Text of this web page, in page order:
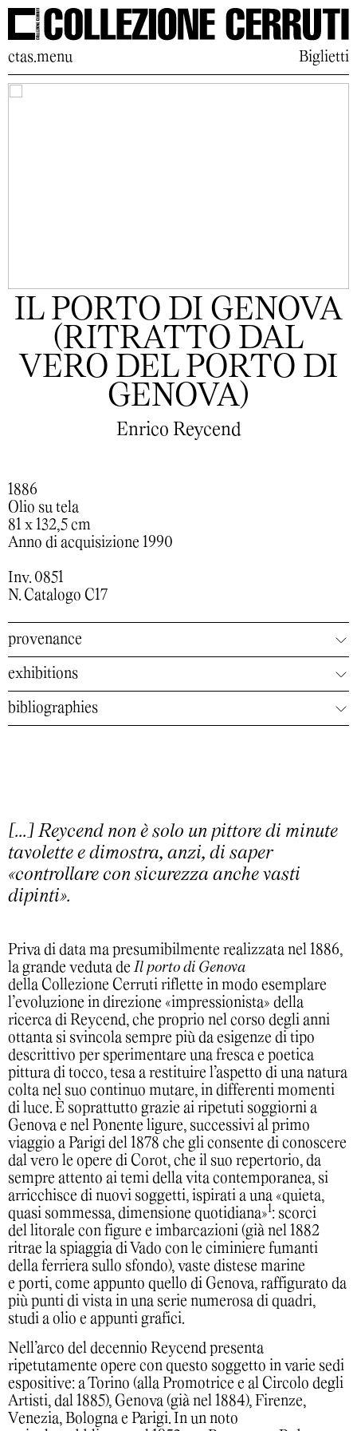
ctas.menu Biglietti
IL PORTO DI GENOVA
(RITRATTO DAL
VERO DEL PORTO DI
GENOVA)
Enrico Reycend
1886
Olio su tela
81 x 132,5 cm
Anno di acquisizione 1990
Inv. 0851
N. Catalogo C17
provenance
exhibitions
bibliographies
[...] Reycend non è solo un pittore di minute
tavolette e dimostra, anzi, di saper
«controllare con sicurezza anche vasti
dipinti».
Priva di data ma presumibilmente realizzata nel 1886,
la grande veduta deIl porto di Genova
della Collezione Cerruti riflette in modo esemplare
l’evoluzione in direzione «impressionista» della
ricerca di Reycend, che proprio nel corso degli anni
ottanta si svincola sempre più da esigenze di tipo
descrittivo per sperimentare una fresca e poetica
pittura di tocco, tesa a restituire l’aspetto di una natura
colta nel suo continuo mutare, in differenti momenti
di luce. È soprattutto grazie ai ripetuti soggiorni a
Genova e nel Ponente ligure, successivi al primo
viaggio a Parigi del 1878 che gli consente di conoscere
dal vero le opere di Corot, che il suo repertorio, da
sempre attento ai temi della vita contemporanea, si
arricchisce di nuovi soggetti, ispirati a una «quieta,
quasi sommessa, dimensione quotidiana»1: scorci
del litorale con figure e imbarcazioni (già nel 1882
ritrae la spiaggia di Vado con le ciminiere fumanti
della ferriera sullo sfondo), vaste distese marine
e porti, come appunto quello di Genova, raffigurato da
più punti di vista in una serie numerosa di quadri,
studi a olio e appunti grafici.
Nell’arco del decennio Reycend presenta
ripetutamente opere con questo soggetto in varie sedi
espositive: a Torino (alla Promotrice e al Circolo degli
Artisti, dal 1885), Genova (già nel 1884), Firenze,
Venezia, Bologna e Parigi. In un noto